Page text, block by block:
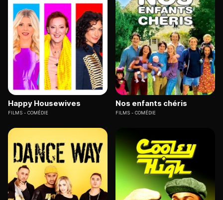
Happy Housewives
FILMS COMÉDIE
Nos enfants chéris
FILMS COMÉDIE